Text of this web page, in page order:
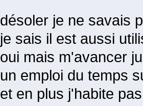
désoler je ne savais
je sais il est aussi
oui mais m'avancer
un emploi du temps
et en plus j'habite